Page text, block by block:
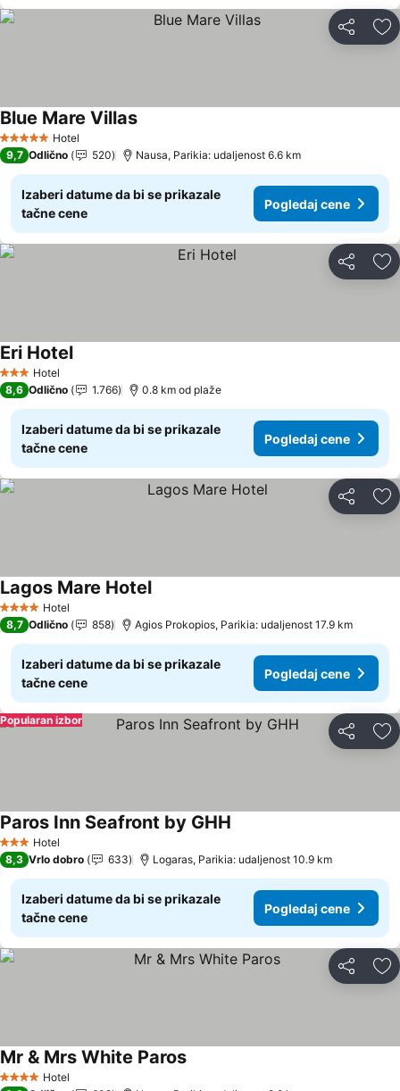
Deli
5 ZvezdiceHotel
Blue Mare Villas
9,7 Odlično 520 Nausa, Parikia: udaljenost 6.6 km
Izaberi datume da bi se prikazale
tačne cene
Pogledaj cene
Deli
3 Zvezdice
Hotel
Eri Hotel
8,6 Odlično 1.766 0.8 km od plaže
Izaberi datume da bi se prikazale
tačne cene
Pogledaj cene
Deli
4 ZvezdiceHotel
Lagos Mare Hotel
8,7 Odlično 858 Agios Prokopios, Parikia: udaljenost 17.9 km
Izaberi datume da bi se prikazale
tačne cene
Pogledaj cene
Deli
Popularan izbor
3 Zvezdice
Hotel
Paros Inn Seafront by GHH
8,3 Vrlo dobro 633 Logaras, Parikia: udaljenost 10.9 km
Izaberi datume da bi se prikazale
tačne cene
Pogledaj cene
Deli
4 ZvezdiceHotel
Mr & Mrs White Paros